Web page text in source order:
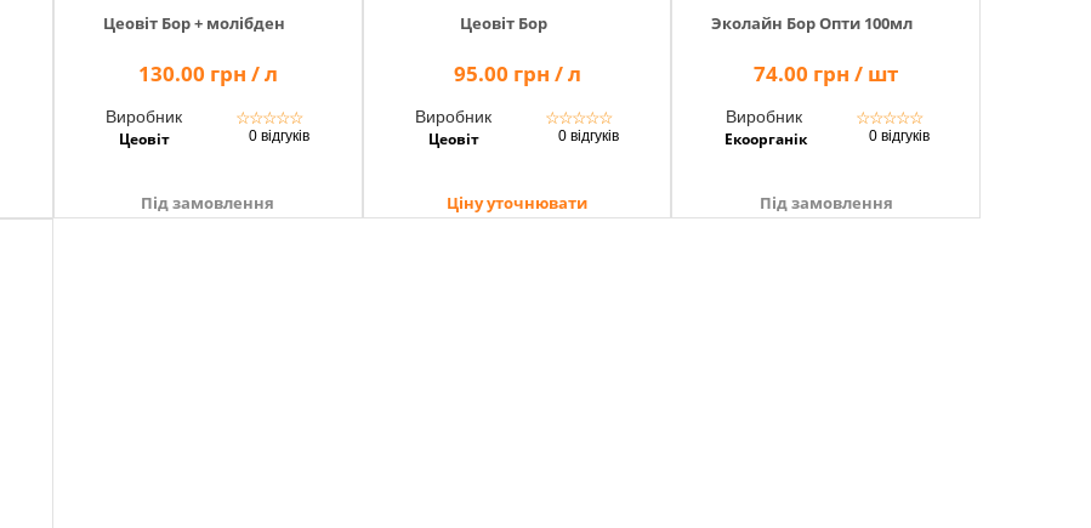
Цеовіт Бор + молібден
130.00 грн / л
Виробник
Цеовіт
☆☆☆☆☆
0 відгуків
Під замовлення
Цеовіт Бор
95.00 грн / л
Виробник
Цеовіт
☆☆☆☆☆
0 відгуків
Ціну уточнювати
Эколайн Бор Опти 100мл
74.00 грн / шт
Виробник
Екоорганік
☆☆☆☆☆
0 відгуків
Під замовлення